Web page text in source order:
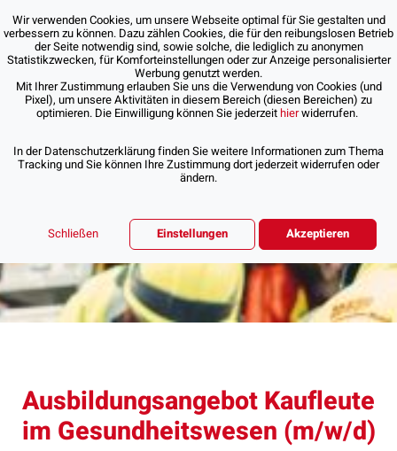
Ausbildungsangebot Kaufleute
im Gesundheitswesen (m/w/d)
Wir verwenden Cookies, um unsere Webseite optimal für Sie gestalten und
verbessern zu können. Dazu zählen Cookies, die für den reibungslosen Betrieb
der Seite notwendig sind, sowie solche, die lediglich zu anonymen
Statistikzwecken, für Komforteinstellungen oder zur Anzeige personalisierter
Werbung genutzt werden.
Mit Ihrer Zustimmung erlauben Sie uns die Verwendung von Cookies (und
Pixel), um unsere Aktivitäten in diesem Bereich (diesen Bereichen) zu
optimieren. Die Einwilligung können Sie jederzeithierwiderrufen.
In der Datenschutzerklärung finden Sie weitere Informationen zum Thema
Tracking und Sie können Ihre Zustimmung dort jederzeit widerrufen oder
ändern.
Schließen Einstellungen Akzeptieren